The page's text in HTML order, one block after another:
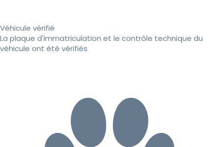
Véhicule vérifié
La plaque d'immatriculation et le contrôle technique du
véhicule ont été vérifiés